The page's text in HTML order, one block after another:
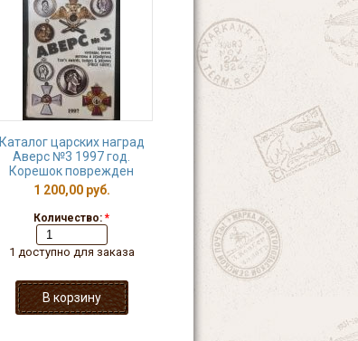
Каталог царских наград
Аверс №3 1997 год.
Корешок поврежден
1 200,00 руб.
Количество: *
1 доступно для заказа